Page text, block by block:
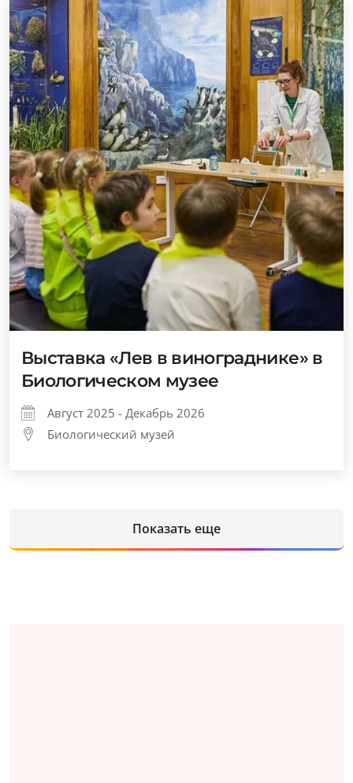
Выставка «Лев в винограднике» в
Биологическом музее
Август 2025 - Декабрь 2026
Биологический музей
Показать еще